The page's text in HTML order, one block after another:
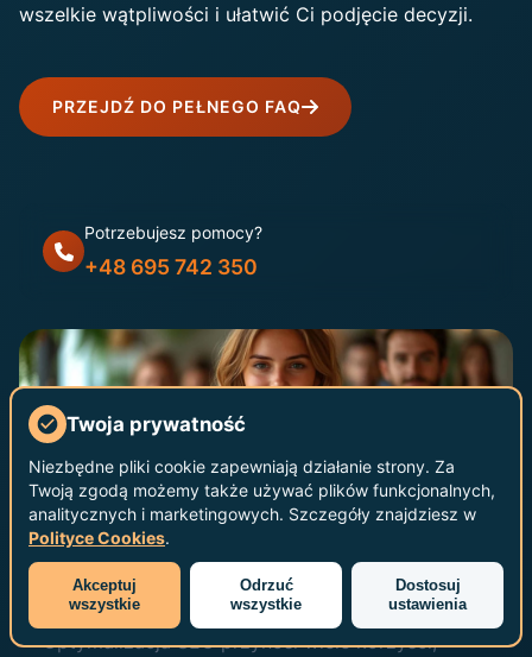
wszelkie wątpliwości i ułatwić Ci podjęcie decyzji.
PRZEJDŹ DO PEŁNEGO FAQ
Potrzebujesz pomocy?
+48 695 742 350
STAŁE WSPARCIE
Jakie są korzyści z optymalizacji SEO?
Optymalizacja SEO przynosi wiele korzyści,
Twoja prywatność
Niezbędne pliki cookie zapewniają działanie strony. Za
Twoją zgodą możemy także używać plików funkcjonalnych,
analitycznych i marketingowych. Szczegóły znajdziesz w
Polityce Cookies.
Akceptuj
wszystkie
Odrzuć
wszystkie
Dostosuj
ustawienia